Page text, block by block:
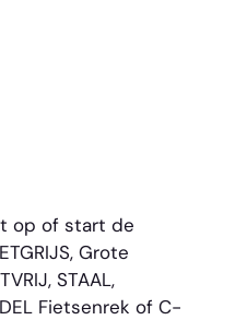
op of start de
, Grote
, STAAL,
Fietsenrek of C-